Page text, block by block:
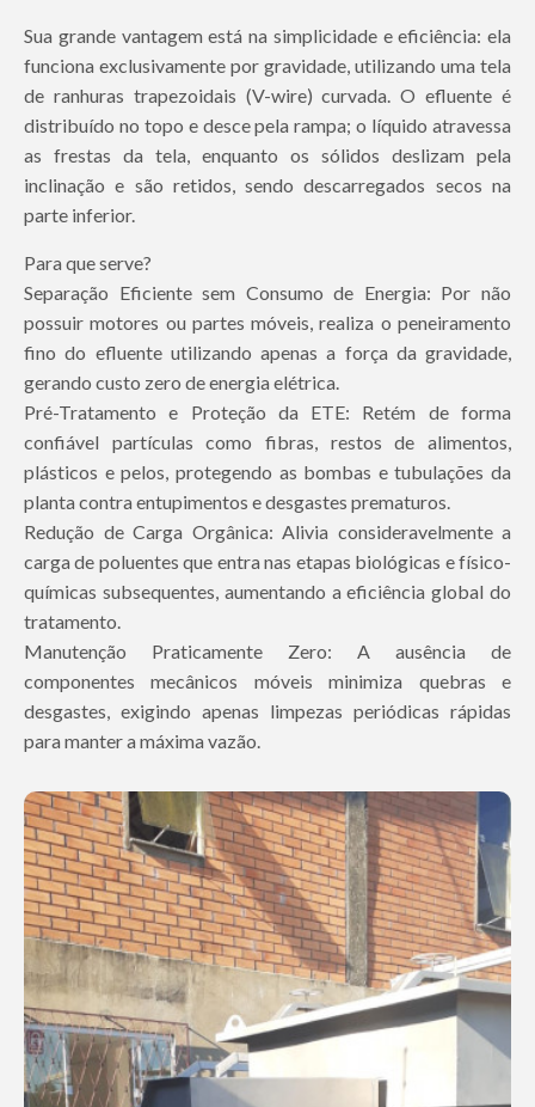
Sua grande vantagem está na simplicidade e eficiência: ela
funciona exclusivamente por gravidade, utilizando uma tela
de ranhuras trapezoidais (V-wire) curvada. O efluente é
distribuído no topo e desce pela rampa; o líquido atravessa
as frestas da tela, enquanto os sólidos deslizam pela
inclinação e são retidos, sendo descarregados secos na
parte inferior.
Para que serve?
Separação Eficiente sem Consumo de Energia: Por não
possuir motores ou partes móveis, realiza o peneiramento
fino do efluente utilizando apenas a força da gravidade,
gerando custo zero de energia elétrica.
Pré-Tratamento e Proteção da ETE: Retém de forma
confiável partículas como fibras, restos de alimentos,
plásticos e pelos, protegendo as bombas e tubulações da
planta contra entupimentos e desgastes prematuros.
Redução de Carga Orgânica: Alivia consideravelmente a
carga de poluentes que entra nas etapas biológicas e físico-
químicas subsequentes, aumentando a eficiência global do
tratamento.
Manutenção Praticamente Zero: A ausência de
componentes mecânicos móveis minimiza quebras e
desgastes, exigindo apenas limpezas periódicas rápidas
para manter a máxima vazão.